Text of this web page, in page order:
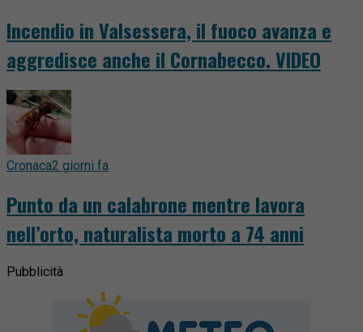
Incendio in Valsessera, il fuoco avanza e
aggredisce anche il Cornabecco. VIDEO
Cronaca2 giorni fa
Punto da un calabrone mentre lavora
nell’orto, naturalista morto a 74 anni
Pubblicità